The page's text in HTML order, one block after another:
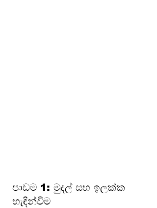
පාඩම 1: මුදල් සහ ඉලක්ක
හැඳින්වීම